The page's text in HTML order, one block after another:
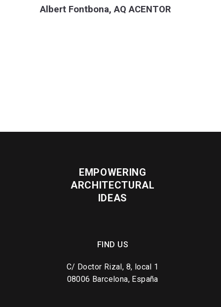
Albert Fontbona, AQ ACENTOR
EMPOWERING
ARCHITECTURAL
IDEAS
FIND US
C/ Doctor Rizal, 8, local 1
08006 Barcelona, España